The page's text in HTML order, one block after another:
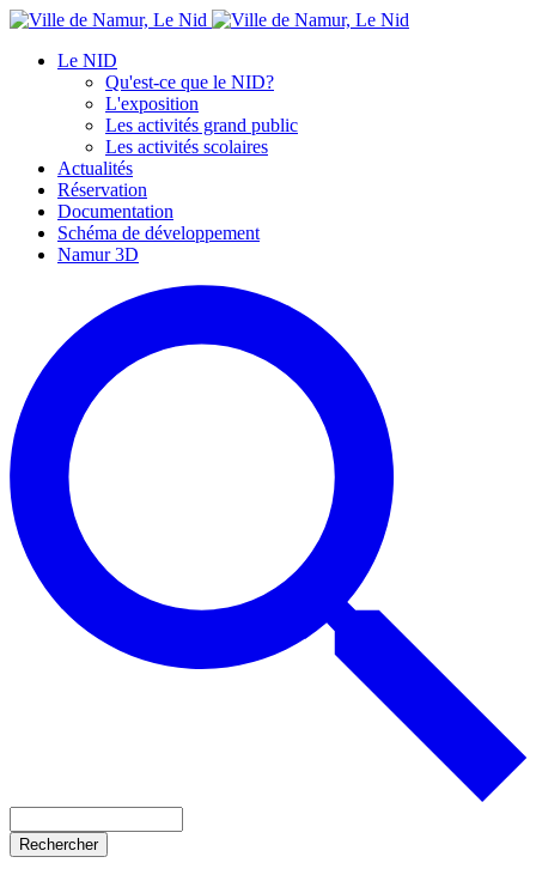
Le NID
Qu'est-ce que le NID?
L'exposition
Les activités grand public
Les activités scolaires
Actualités
Réservation
Documentation
Schéma de développement
Namur 3D